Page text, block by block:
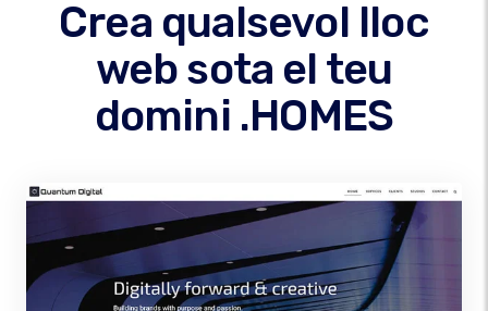
Crea qualsevol lloc
web sota el teu
domini .HOMES